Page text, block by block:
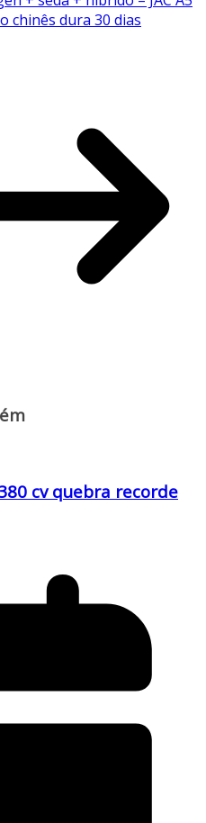
chinês dura 30 dias
cv quebra recorde